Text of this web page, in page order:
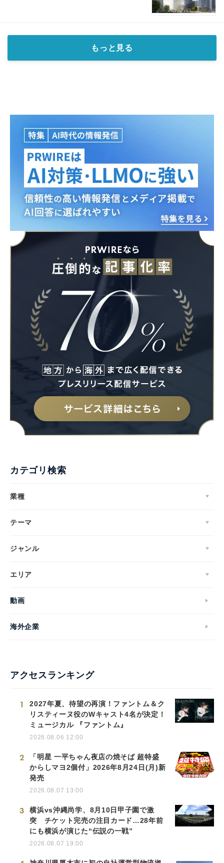
もっと見る
カテゴリ検索
業種
テーマ
ジャンル
エリア
動画
海外企業
アクセスランキング
1
2027年夏、待望の再演！ファントム＆ク
リスティーヌ役のWキャスト4名が決定！
ミュージカル 『ファントム』
2026.08.06 12:00
2
「明星 一平ちゃん夜店の焼そば 超特盛
からしマヨ2個付」2026年8月24日(月)新
発売
2026.08.07 13:00
3
横浜vs沖縄尚学、8月10日甲子園で激
突 チケット完売の注目カード…28年前
にも横浜が演じた“伝説の一戦”
2026.08.07 19:00